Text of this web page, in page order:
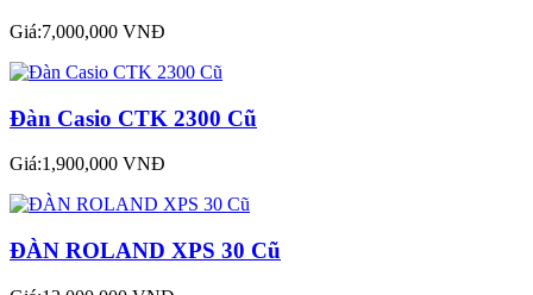
Giá:7,000,000 VNĐ
Đàn Casio CTK 2300 Cũ
Giá:1,900,000 VNĐ
ĐÀN ROLAND XPS 30 Cũ